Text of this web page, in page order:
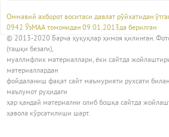
Оммавий ахборот воситаси давлат рўйхатидан
0942 ЎзМАА томонидан 09.01.2013да берилган
© 2013-2020 Барча ҳуқуқлар ҳимоя қилинган.
(ташқи безаги),
муаллифлик материаллари, ёки сайтда
материаллардан
фойдаланиш фақат сайт маъмурияти рухсати
маълумот руҳидаги
ҳар қандай материални олиб бошқа сайтда
ҳавола кўрсатилиши шарт.